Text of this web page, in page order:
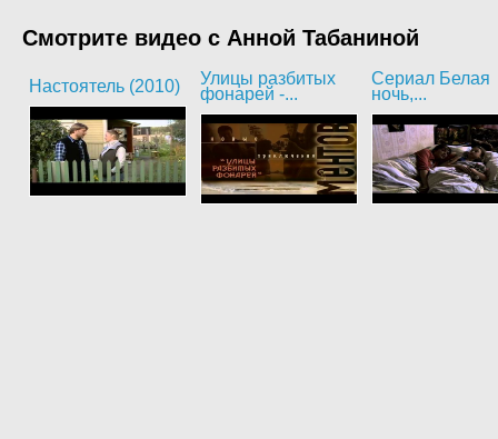
Смотрите видео с Анной Табаниной
Настоятель (2010)
Улицы разбитых
фонарей -...
Сериал Белая
ночь,...